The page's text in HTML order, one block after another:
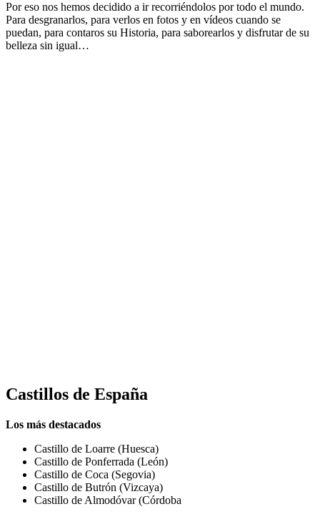
Por eso nos hemos decidido a ir recorriéndolos por todo el mundo.
Para desgranarlos, para verlos en fotos y en vídeos cuando se
puedan, para contaros su Historia, para saborearlos y disfrutar de su
belleza sin igual…
Castillos de España
Los más destacados
Castillo de Loarre (Huesca)
Castillo de Ponferrada (León)
Castillo de Coca (Segovia)
Castillo de Butrón (Vizcaya)
Castillo de Almodóvar (Córdoba